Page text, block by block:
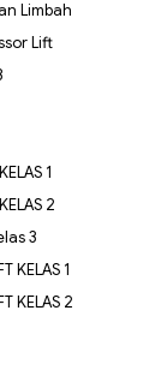
Limbah
Lift
1
2
3
KELAS 1
KELAS 2